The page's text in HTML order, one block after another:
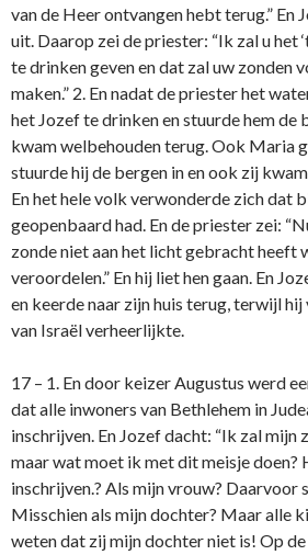
van de Heer o­ntvangen hebt terug.” En
uit. Daarop zei de priester: “Ik zal u het
te drinken geven en dat zal uw zonden
maken.” 2. En nadat de priester het
het Jozef te drinken en stuurde hem de
kwam welbehouden terug. Ook Maria
stuurde hij de bergen in en ook zij
En het hele volk verwonderde zich dat
geopenbaard had. En de priester zei:
zonde niet aan het licht gebracht heeft
veroordelen.” En hij liet hen gaan. En
en keerde naar zijn huis terug, terwijl
van Israël verheerlijkte.
17 – 1. En door keizer Augustus werd
dat alle inwoners van Bethlehem in
inschrijven. En Jozef dacht: “Ik zal mijn
maar wat moet ik met dit meisje doen?
inschrijven.? Als mijn vrouw? Daarvoor
Misschien als mijn dochter? Maar alle
weten dat zij mijn dochter niet is! Op